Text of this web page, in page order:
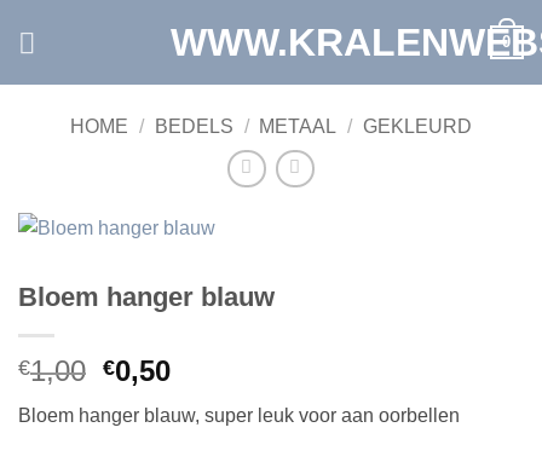
0
HOME / BEDELS / METAAL / GEKLEURD
Bloem hanger blauw
€1,00 Oorspronkelijke
was:
€0,50Huidige
is:
Bloem hanger blauw, super leuk voor aan oorbellen